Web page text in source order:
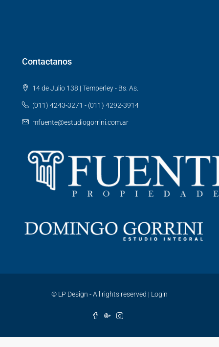
Contactanos
14 de Julio 138 | Temperley - Bs. As.
(011) 4243-3271 - (011) 4292-3914
mfuente@estudiogorrini.com.ar
© LP Design - All rights reserved | Login